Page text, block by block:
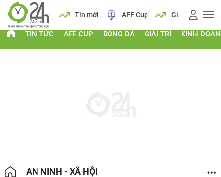
Lịch Tin mới AFF Cup Giá vàng
TIN TỨC AFF CUP BÓNG ĐÁ GIẢI TRÍ KINH
AN NINH - XÃ HỘI